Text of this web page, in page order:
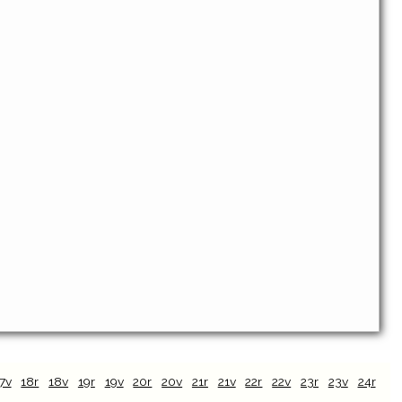
18r 18v 19r 19v 20r 20v 21r 21v 22r 22v 23r 23v 24r